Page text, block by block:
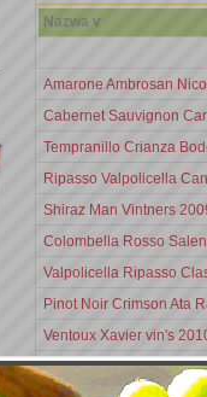
Nazwa v
Amarone Ambrosan
Cabernet Sauvignon
Tempranillo Crianza
Ripasso Valpolicella
Shiraz Man Vintners
Colombella Rosso
Valpolicella Ripasso
Pinot Noir Crimson Ata
Ventoux Xavier vin's